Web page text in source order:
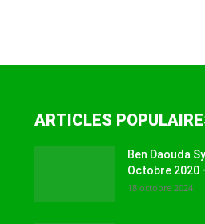
ARTICLES
Ben Daouda
Octobre 2020
18 octobre 2024